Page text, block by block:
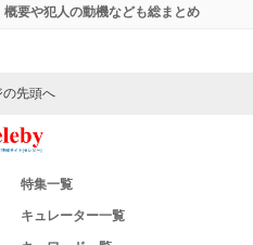
要や犯人の動機なども総まとめ
の先頭へ
特集一覧
キュレーター一覧